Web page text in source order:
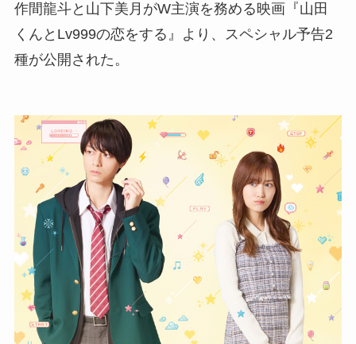
作間龍斗と山下美月がW主演を務める映画『山田
くんとLv999の恋をする』より、スペシャル予告2
種が公開された。